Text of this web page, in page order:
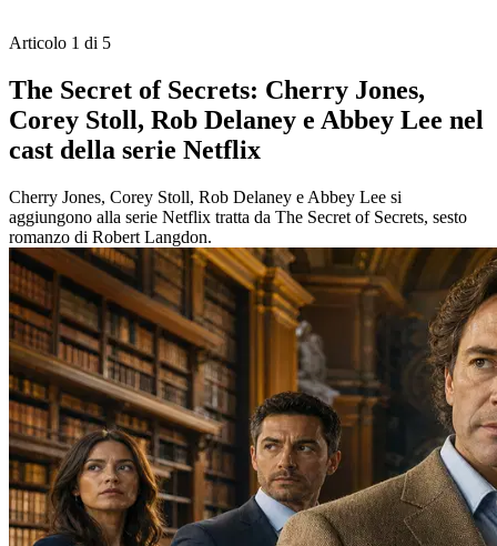
Articolo 1 di 5
The Secret of Secrets: Cherry Jones,
Corey Stoll, Rob Delaney e Abbey Lee nel
cast della serie Netflix
Cherry Jones, Corey Stoll, Rob Delaney e Abbey Lee si
aggiungono alla serie Netflix tratta da The Secret of Secrets, sesto
romanzo di Robert Langdon.